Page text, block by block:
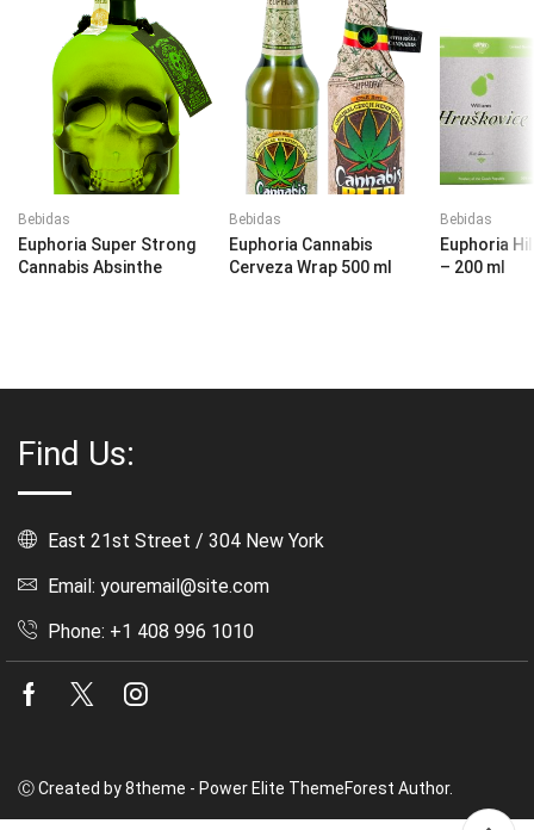
Bebidas
Euphoria Super Strong
Cannabis Absinthe
Bebidas
Euphoria Cannabis
Cerveza Wrap 500 ml
Bebidas
Euphoria
– 200 ml
Find Us:
East 21st Street / 304 New York
Email: youremail@site.com
Phone: +1 408 996 1010
Facebook
Twitter
Ⓒ Created by 8theme - Power Elite ThemeForest Author.